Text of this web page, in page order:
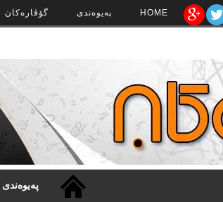
گۆڤاره‌کان په‌‌یوه‌ندی HOME
په‌‌یوه‌ندی